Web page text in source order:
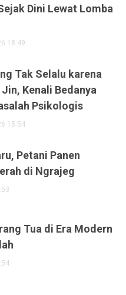
Dini Lewat Lomba
18:49
Tak Selalu karena
Kenali Bedanya
Psikologis
15:54
Petani Panen
di Ngrajeg
Tua di Era Modern